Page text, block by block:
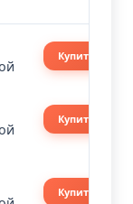
Купить
Купить
Купить